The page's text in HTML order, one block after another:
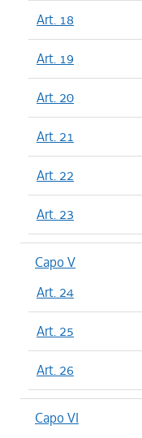
Art. 18
Art. 19
Art. 20
Art. 21
Art. 22
Art. 23
Capo V
Art. 24
Art. 25
Art. 26
Capo VI